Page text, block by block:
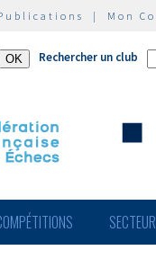
| Mon
Rechercher un club